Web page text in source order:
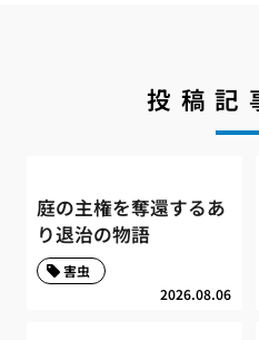
投稿記
庭の主権を奪還するあ
り退治の物語
2026.08.06
害虫